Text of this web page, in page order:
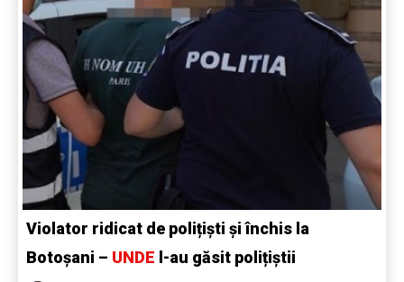
Violator ridicat de polițiști și închis la
Botoșani – UNDE l-au găsit polițiștii